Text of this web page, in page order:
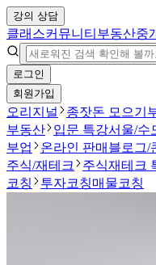
강의 상담
클래스커뮤니티 부동산중
로그인
회원가입
오리지널 종잣돈 모으기
부동산
입문 특강서울/수
부업
온라인 판매 블로그/
주식/재테크
주식재테크
코칭
투자코칭매물코칭